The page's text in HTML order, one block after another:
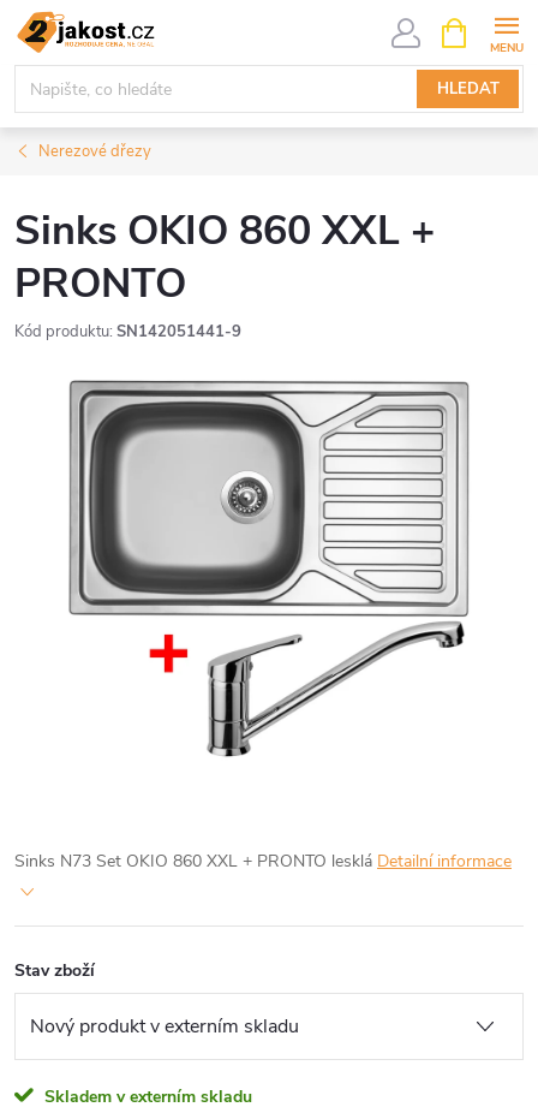
Přejít
obsah
HLEDAT
NÁKUPNÍ
KOŠÍK
Nerezové dřezy
Sinks OKIO 860 XXL +
PRONTO
Kód produktu: SN142051441-9
Sinks N73 Set OKIO 860 XXL + PRONTO lesklá Detailní informace
Stav zboží
Skladem v externím skladu